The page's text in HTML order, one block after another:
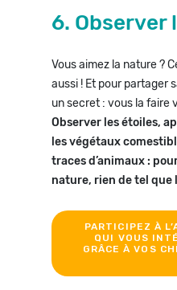
6. Observer
Vous aimez la nature ?
aussi ! Et pour partager
un secret : vous la faire
Observer les étoiles,
les végétaux
traces d’animaux :
nature, rien de tel que
PARTICIPEZ À
QUI VOUS
GRÂCE À VOS